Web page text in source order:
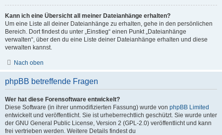
Kann ich eine Übersicht all meiner Dateianhänge erhalten?
Um eine Liste all deiner Dateianhänge zu erhalten, gehe in den persönlichen
Bereich. Dort findest du unter „Einstieg“ einen Punkt „Dateianhänge
verwalten“, über den du eine Liste deiner Dateianhänge erhalten und diese
verwalten kannst.
Nach oben
phpBB betreffende Fragen
Wer hat diese Forensoftware entwickelt?
Diese Software (in ihrer unmodifizierten Fassung) wurde von phpBB Limited
entwickelt und veröffentlicht. Sie ist urheberrechtlich geschützt. Sie wurde unter
der GNU General Public License, Version 2 (GPL-2.0) veröffentlicht und kann
frei vertrieben werden. Weitere Details findest du